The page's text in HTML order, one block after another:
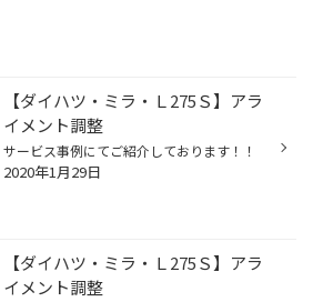
【ダイハツ・ミラ・Ｌ275Ｓ】アラ
イメント調整
サービス事例にてご紹介しております！！
2020年1月29日
【ダイハツ・ミラ・Ｌ275Ｓ】アラ
イメント調整